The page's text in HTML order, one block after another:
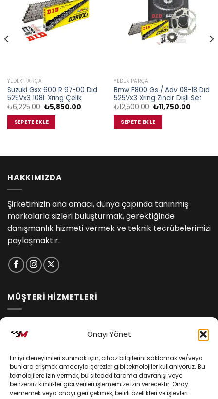
Onayı Yönet
En iyi deneyimleri sunmak için, cihaz bilgilerini saklamak ve/veya
bunlara erişmek amacıyla çerezler gibi teknolojiler kullanıyoruz. Bu
teknolojilere izin vermek, bu sitedeki tarama davranışı veya
benzersiz kimlikler gibi verileri işlememize izin verecektir. Onay
vermemek veya onayı geri çekmek, belirli özellikleri ve işlevleri
YEDEK PARÇA
Suzuki Gsx 600 R 97-00 Dıd
525Vx3 108L Xrıng Çelik
₺6,225.00 Orijinal
fiyat:
₺6,225.00.
₺5,850.00Şu
SEPETE EKLE
YEDEK PARÇA
Bmw F800 Gs / Adv 08-18 Dıd
525Vx3 Xrıng Zincir Dişli Set
₺12,500.00 Orijinal
fiyat:
₺12,500.00.
₺11,750.00Şu
SEPETE EKLE
HAKKIMIZDA
Şirketimizin ana amacı, dünya çapında tanınmış
markalarla sizleri buluşturmak, gerektiğinde
danışmanlık hizmeti vermek ve teknik tecrübelerimizi
paylaşmaktır.
MÜŞTERİ HİZMETLERİ
Kişisel Verilerin Korunması
Mesafeli Satış Sözleşmesi